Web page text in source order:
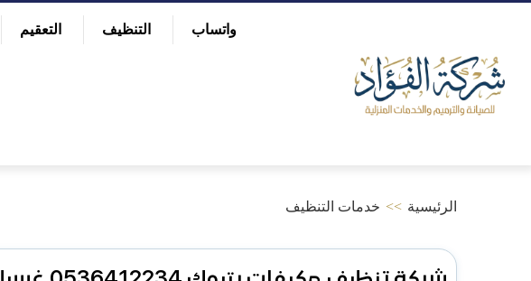
المحتوى
واتساب التنظيف التعقيم
الرئيسية >> خدمات التنظيف